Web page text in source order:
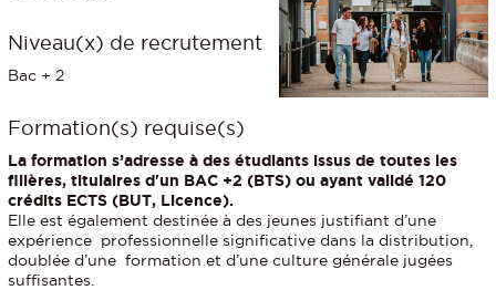
Niveau(x) de recrutement
Bac + 2
Formation(s) requise(s)
La formation s’adresse à des étudiants issus de toutes les
filières, titulaires d'un BAC +2 (BTS) ou ayant validé 120
crédits ECTS (BUT, Licence).
Elle est également destinée à des jeunes justifiant d’une
expérience professionnelle significative dans la distribution,
doublée d’une formation et d’une culture générale jugées
suffisantes.